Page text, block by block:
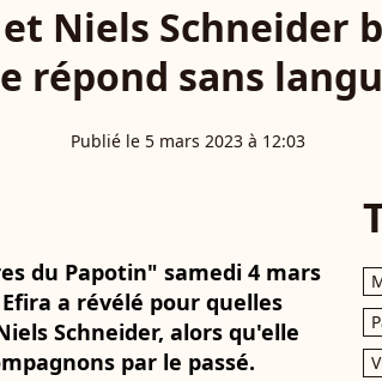
Niels Schneider
répond sans
Publié le 5 mars 2023 à 12:03
du Papotin" samedi 4 mars
a révélé pour quelles
Schneider, alors qu'elle
par le passé.